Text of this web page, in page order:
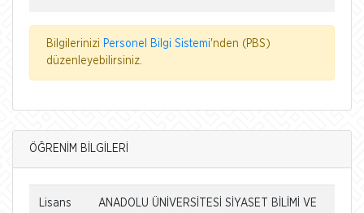
Bilgilerinizi Personel Bilgi Sistemi'nden (PBS)
düzenleyebilirsiniz.
ÖĞRENİM BİLGİLERİ
Lisans
ANADOLU ÜNİVERSİTESİ SİYASET BİLİMİ VE